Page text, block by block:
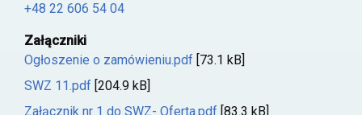
+48 22 606 54 04
Załączniki
Ogłoszenie o zamówieniu.pdf [73.1 kB]
SWZ 11.pdf [204.9 kB]
Załącznik nr 1 do SWZ- Oferta.pdf [83.3 kB]